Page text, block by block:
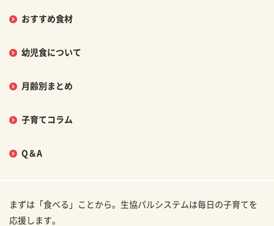
おすすめ食材
幼児食について
月齢別まとめ
子育てコラム
Q＆A
まずは「食べる」ことから。生協パルシステムは毎日の子育てを
応援します。